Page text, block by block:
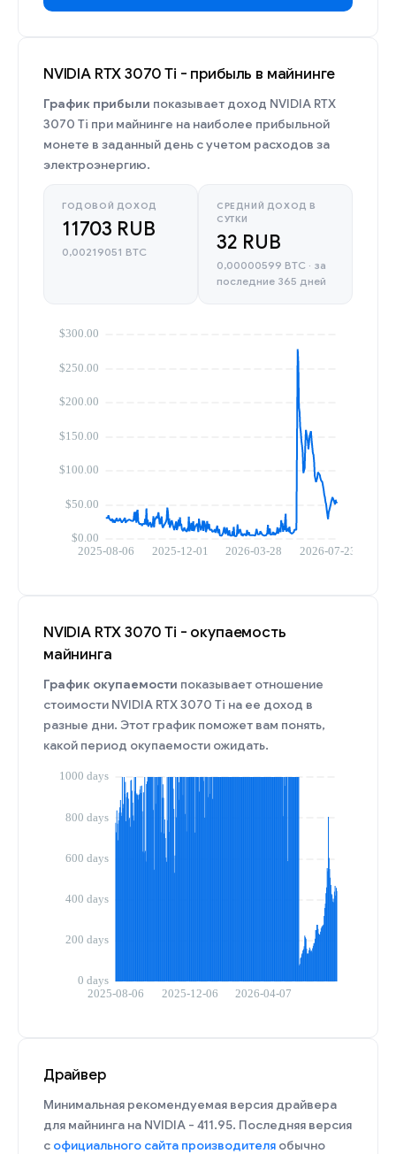
NVIDIA RTX 3070 Ti - прибыль в майнинге
График прибыли показывает доход NVIDIA RTX
3070 Ti при майнинге на наиболее прибыльной
монете в заданный день с учетом расходов за
электроэнергию.
ГОДОВОЙ ДОХОД
11703 RUB
0,00219051 BTC
СРЕДНИЙ ДОХОД В
СУТКИ
32 RUB
0,00000599 BTC · за
последние 365 дней
NVIDIA RTX 3070 Ti - окупаемость
майнинга
График окупаемости показывает отношение
стоимости NVIDIA RTX 3070 Ti на ее доход в
разные дни. Этот график поможет вам понять,
какой период окупаемости ожидать.
Драйвер
Минимальная рекомендуемая версия драйвера
для майнинга на NVIDIA - 411.95. Последняя версия
с официального сайта производителя обычно